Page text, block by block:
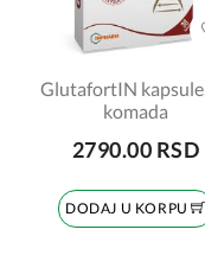
GlutafortIN
komada
2790.00 RSD
DODAJ U KORPU